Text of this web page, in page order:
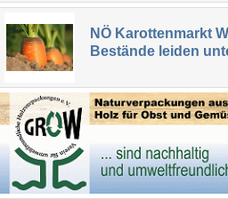
NÖ Karottenmarkt
Bestände leiden